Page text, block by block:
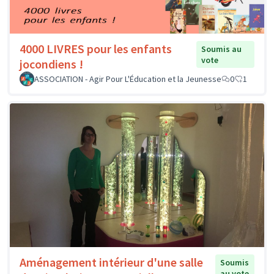
4000 LIVRES pour les enfants
jocondiens !
Soumis au
vote
ASSOCIATION - Agir Pour L'Éducation et la Jeunesse
0 1
Aménagement intérieur d'une salle
Soumis